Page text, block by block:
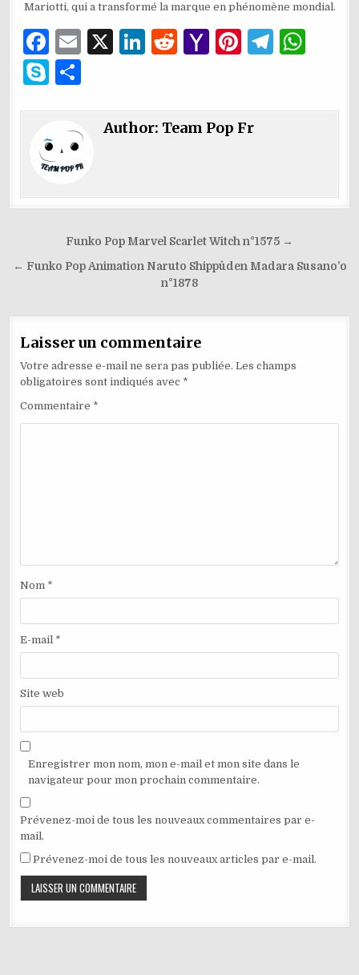
Mariotti, qui a transformé la marque en phénomène mondial.
F
a
c
e
b
o
o
E
l
X
Li
e
R
di
Y
o
ai
Pi
re
T
g s
p
S
p
e
ta
g
er
Author: Team Pop Fr
Navigation
de
Funko Pop Marvel Scarlet Witch n°1575 →
← Funko Pop Animation Naruto Shippûden Madara Susano’o
n°1878
Laisser un commentaire
Votre adresse e-mail ne sera pas publiée. Les champs
obligatoires sont indiqués avec *
Commentaire *
Nom *
E-mail *
Site web
Enregistrer mon nom, mon e-mail et mon site dans le
navigateur pour mon prochain commentaire.
Prévenez-moi de tous les nouveaux commentaires par e-
mail.
Prévenez-moi de tous les nouveaux articles par e-mail.